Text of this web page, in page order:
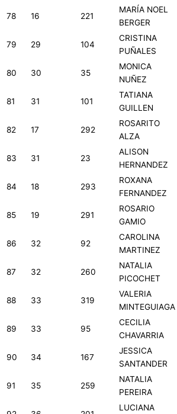
78 16 221
MARÍA NOEL
BERGER
79 29 104
CRISTINA
PUÑALES
80 30 35
MONICA
NUÑEZ
81 31 101
TATIANA
GUILLEN
82 17 292
ROSARITO
ALZA
83 31 23
ALISON
HERNANDEZ
84 18 293
ROXANA
FERNANDEZ
85 19 291
ROSARIO
GAMIO
86 32 92
CAROLINA
MARTINEZ
87 32 260
NATALIA
PICOCHET
88 33 319
VALERIA
MINTEGUIAGA
89 33 95
CECILIA
CHAVARRIA
90 34 167
JESSICA
SANTANDER
91 35 259
NATALIA
PEREIRA
LUCIANA